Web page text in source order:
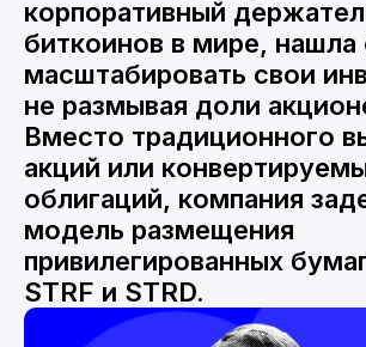
корпоративный
биткоинов в мире, нашла
масштабировать свои
не размывая доли
Вместо традиционного
акций или
облигаций, компания
модель размещения
привилегированных
STRF и STRD.